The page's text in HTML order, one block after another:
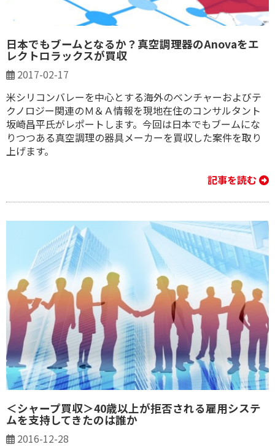
​日本でもブームとなるか？真空調理器のAnovaをエ
レクトロラックスが買収
2017-02-17
米シリコンバレーを中心とする海外のベンチャーおよびテ
クノロジー関連のＭ＆Ａ情報を現地在住のコンサルタント
坂崎昌平氏がレポートします。今回は日本でもブームにな
りつつある真空調理の器具メーカーを買収した案件を取り
上げます。
記事を読む
＜シャープ買収＞40歳以上が拒否される雇用システ
ムを支持してきたのは誰か
2016-12-28